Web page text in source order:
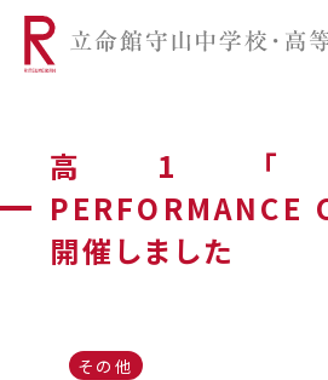
高1 「
PERFORMANCE
開催しました
その他